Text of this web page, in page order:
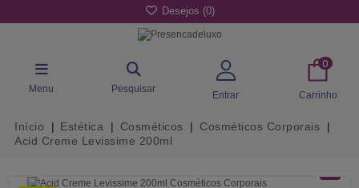
Desejos (0)
Menu Pesquisar
Entrar
0
Carrinho
Início Estética Cosméticos
Cosméticos Corporais
Acid Creme Levissime 200ml